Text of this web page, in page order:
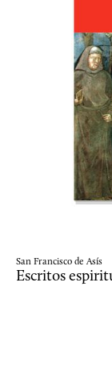
San Francisco de Asís
Escritos